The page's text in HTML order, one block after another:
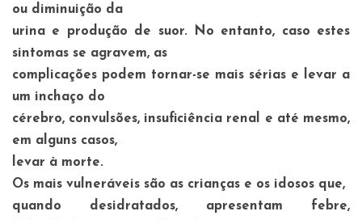
ou diminuição da
urina e produção de suor. No entanto, caso estes
sintomas se agravem, as
complicações podem tornar-se mais sérias e levar a
um inchaço do
cérebro, convulsões, insuficiência renal e até mesmo,
em alguns casos,
levar à morte.
Os mais vulneráveis são as crianças e os idosos que,
quando desidratados, apresentam febre,